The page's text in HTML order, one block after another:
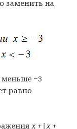
заменить на
−3
равно
x+|x+